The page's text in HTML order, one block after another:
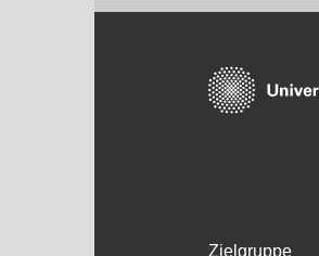
Zielgruppe